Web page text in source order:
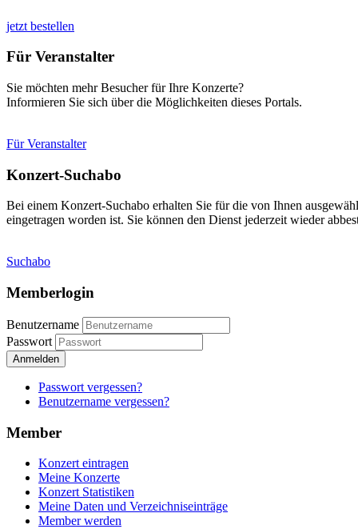
jetzt bestellen
Für Veranstalter
Sie möchten mehr Besucher für Ihre Konzerte?
Informieren Sie sich über die Möglichkeiten dieses Portals.
Für Veranstalter
Konzert-Suchabo
Bei einem Konzert-Suchabo erhalten Sie für die von Ihnen
eingetragen worden ist. Sie können den Dienst jederzeit wieder
Suchabo
Memberlogin
Benutzername
Passwort
Anmelden
Passwort vergessen?
Benutzername vergessen?
Member
Konzert eintragen
Meine Konzerte
Konzert Statistiken
Meine Daten und Verzeichniseinträge
Member werden